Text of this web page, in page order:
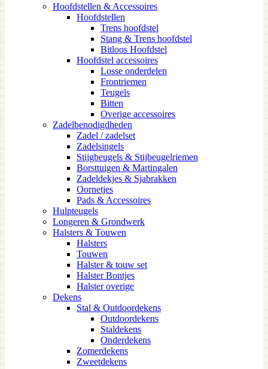
Hoofdstellen & Accessoires
Hoofdstellen
Trens hoofdstel
Stang & Trens hoofdstel
Bitloos Hoofdstel
Hoofdstel accessoires
Losse onderdelen
Frontriemen
Teugels
Bitten
Overige accessoires
Zadelbenodigdheden
Zadel / zadelset
Zadelsingels
Stijgbeugels & Stijbeugelriemen
Borsttuigen & Martingalen
Zadeldekjes & Sjabrakken
Oornetjes
Pads & Accessoires
Hulpteugels
Longeren & Grondwerk
Halsters & Touwen
Halsters
Touwen
Halster & touw set
Halster Bontjes
Halster overige
Dekens
Stal & Outdoordekens
Outdoordekens
Staldekens
Onderdekens
Zomerdekens
Zweetdekens